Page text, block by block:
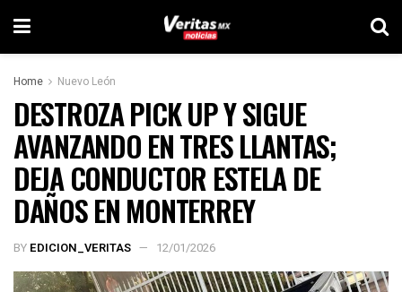
Home Nuevo León
DESTROZA PICK UP Y SIGUE
AVANZANDO EN TRES LLANTAS;
DEJA CONDUCTOR ESTELA DE
DAÑOS EN MONTERREY
BY EDICION_VERITAS 12/01/2026